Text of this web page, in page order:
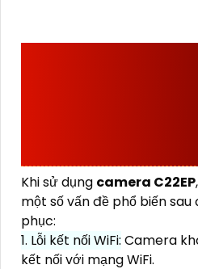
Khi sử dụng camera C22EP
một số vấn đề phổ biến
phục:
1. Lỗi kết nối WiFi: Camera
kết nối với mạng WiFi.